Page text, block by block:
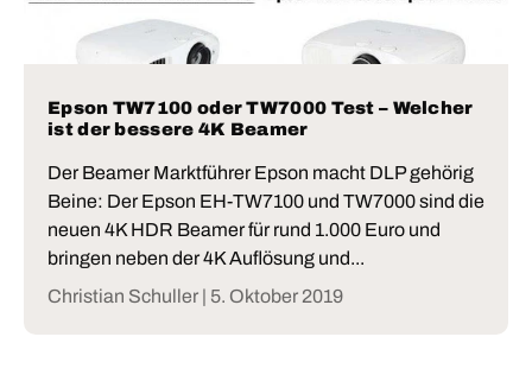
Epson TW7100 oder TW7000 Test – Welcher
ist der bessere 4K Beamer
Der Beamer Marktführer Epson macht DLP gehörig
Beine: Der Epson EH-TW7100 und TW7000 sind die
neuen 4K HDR Beamer für rund 1.000 Euro und
bringen neben der 4K Auflösung und...
Christian Schuller | 5. Oktober 2019